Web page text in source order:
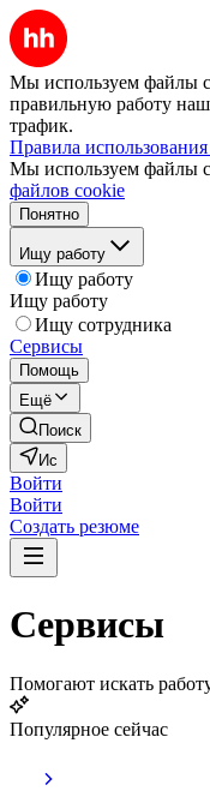
Мы используем файлы
правильную работу
трафик.
Правила
Мы используем файлы
файлов cookie
Понятно
Ищу работу
Ищу работу
Ищу работу
Ищу сотрудника
Сервисы
Помощь
Ещё
Поиск
Ис
Войти
Войти
Создать резюме
Сервисы
Помогают искать
Популярное сейчас